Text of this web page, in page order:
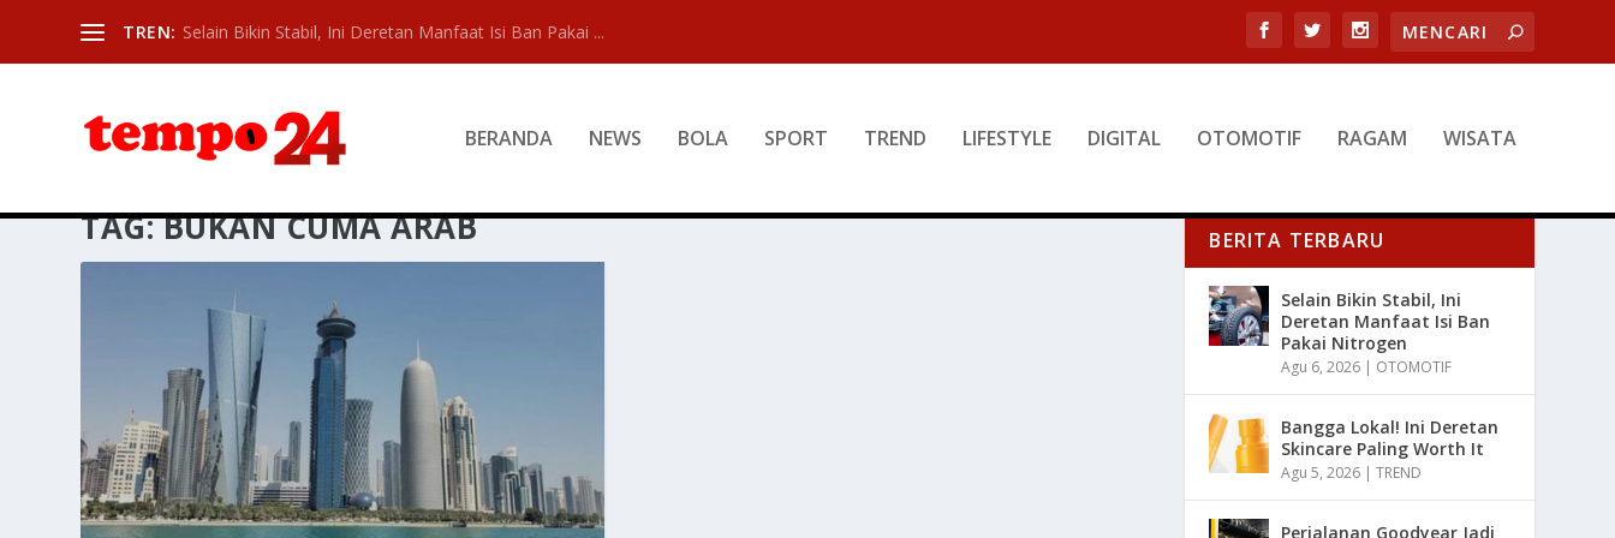
TREN: Selain Bikin Stabil, Ini Deretan Manfaat Isi Ban Pakai ...
BERANDA NEWS BOLA SPORT TREND LIFESTYLE DIGITAL OTOMOTIF RAGAM WISATA
TAG:BUKAN CUMA ARAB BERITA TERBARU
Selain Bikin Stabil, Ini
Deretan Manfaat Isi Ban
Pakai Nitrogen
Agu 6, 2026 | OTOMOTIF
Bangga Lokal! Ini Deretan
Skincare Paling Worth It
Agu 5, 2026 |TREND
Perjalanan Goodyear Jadi